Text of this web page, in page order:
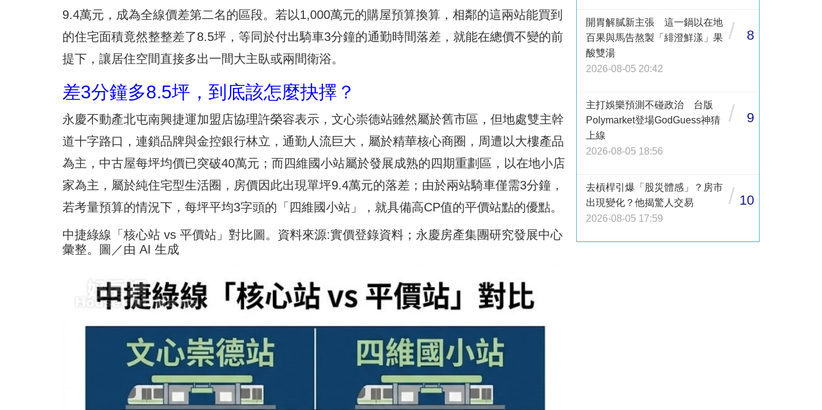
9.4萬元，成為全線價差第二名的區段。若以1,000萬元的購屋預算換算，相鄰的這兩站能買到
的住宅面積竟然整整差了8.5坪，等同於付出騎車3分鐘的通勤時間落差，就能在總價不變的前
提下，讓居住空間直接多出一間大主臥或兩間衛浴。
差3分鐘多8.5坪，到底該怎麼抉擇？
永慶不動產北屯南興捷運加盟店協理許榮容表示，文心崇德站雖然屬於舊市區，但地處雙主幹
道十字路口，連鎖品牌與金控銀行林立，通勤人流巨大，屬於精華核心商圈，周遭以大樓產品
為主，中古屋每坪均價已突破40萬元；而四維國小站屬於發展成熟的四期重劃區，以在地小店
家為主，屬於純住宅型生活圈，房價因此出現單坪9.4萬元的落差；由於兩站騎車僅需3分鐘，
若考量預算的情況下，每坪平均3字頭的「四維國小站」，就具備高CP值的平價站點的優點。
中捷綠線「核心站 vs 平價站」對比圖。資料來源:實價登錄資料；永慶房產集團研究發展中心
彙整。圖／由 AI 生成
開胃解膩新主張 這一鍋以在地
百果與馬告熬製「緋澄鮮漾」果
酸雙湯
2026-08-05 20:42
/ 8
主打娛樂預測不碰政治 台版
Polymarket登場GodGuess神猜
上線
2026-08-05 18:56
/ 9
去槓桿引爆「股災體感」？房市
出現變化？他揭驚人交易
2026-08-05 17:59
/ 10